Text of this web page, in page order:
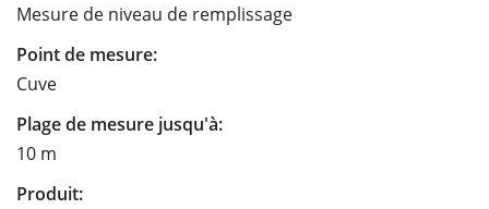
Mesure de niveau de remplissage
Point de mesure:
Cuve
Plage de mesure jusqu'à:
10 m
Produit: